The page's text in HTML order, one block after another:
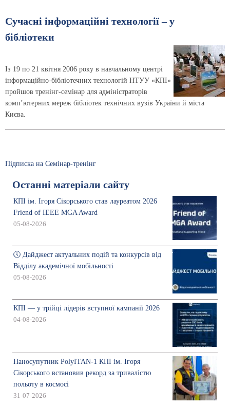
Сучасні інформаційні технології – у
бібліотеки
Із 19 по 21 квітня 2006 року в навчальному центрі
інформаційно-бібліотечних технологій НТУУ «КПІ»
пройшов тренінг-семінар для адміністраторів
комп’ютерних мереж бібліотек технічних вузів України й міста
Києва.
Підписка на Семінар-тренінг
Останні матеріали сайту
КПІ ім. Ігоря Сікорського став лауреатом 2026
Friend of IEEE MGA Award
05-08-2026
🕔 Дайджест актуальних подій та конкурсів від
Відділу академічної мобільності
05-08-2026
КПІ — у трійці лідерів вступної кампанії 2026
04-08-2026
Наносупутник PolyITAN-1 КПІ ім. Ігоря
Сікорського встановив рекорд за тривалістю
польоту в космосі
31-07-2026